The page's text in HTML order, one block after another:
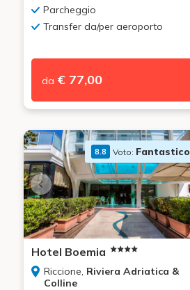
Parcheggio
Transfer da/per aeroporto
da € 77,00
8.8 Voto: Fantastico
Hotel Boemia
Riccione, Riviera Adriatica &
Colline